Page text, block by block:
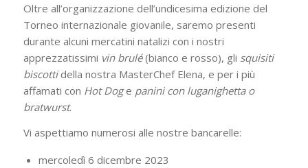
Oltre all’organizzazione dell’undicesima edizione del
Torneo internazionale giovanile, saremo presenti
durante alcuni mercatini natalizi con i nostri
apprezzatissimi vin brulé(bianco e rosso), gli squisiti
biscottidella nostra MasterChef Elena, e per i più
affamati con Hot Doge panini con luganighetta o
bratwurst.
Vi aspettiamo numerosi alle nostre bancarelle:
mercoledì 6 dicembre 2023